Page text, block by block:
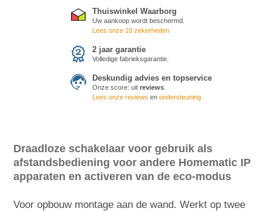
Thuiswinkel Waarborg
Uw aankoop wordt beschermd.
Lees onze 10 zekerheden
2 jaar garantie
Volledige fabrieksgarantie.
Deskundig advies en topservice
Onze score: uit reviews
Lees onze reviews en ondersteuning
Draadloze schakelaar voor gebruik als
afstandsbediening voor andere Homematic IP
apparaten en activeren van de eco-modus
Voor opbouw montage aan de wand. Werkt op twee